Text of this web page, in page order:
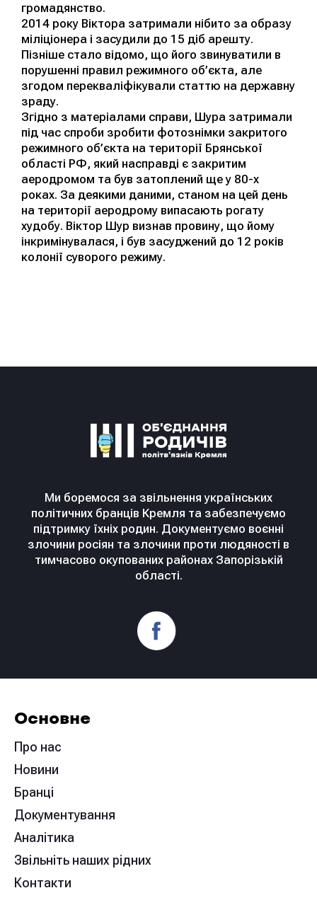
громадянство.
2014 року Віктора затримали нібито за образу
міліціонера і засудили до 15 діб арешту.
Пізніше стало відомо, що його звинуватили в
порушенні правил режимного об’єкта, але
згодом перекваліфікували статтю на державну
зраду.
Згідно з матеріалами справи, Шура затримали
під час спроби зробити фотознімки закритого
режимного об’єкта на території Брянської
області РФ, який насправді є закритим
аеродромом та був затоплений ще у 80-х
роках. За деякими даними, станом на цей день
на території аеродрому випасають рогату
худобу. Віктор Шур визнав провину, що йому
інкримінувалася, і був засуджений до 12 років
колонії суворого режиму.
Ми боремося за звільнення українських
політичних бранців Кремля та забезпечуємо
підтримку їхніх родин. Документуємо воєнні
злочини росіян та злочини проти людяності в
тимчасово окупованих районах Запорізькій
області.
Основне
Про нас
Новини
Бранці
Документування
Аналітика
Звільніть наших рідних
Контакти